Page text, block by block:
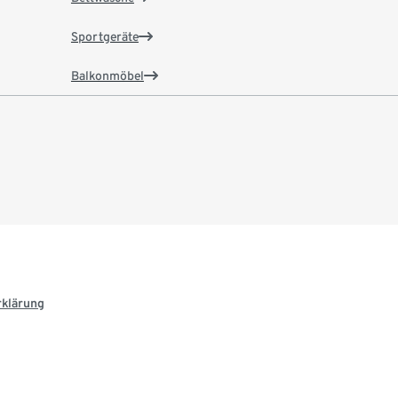
Sportgeräte
Balkonmöbel